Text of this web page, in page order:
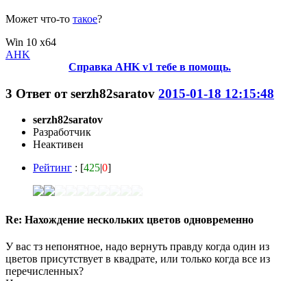
Может что-то такое?
Win 10 x64
AHK
Справка AHK v1 тебе в помощь.
3 Ответ отserzh82saratov 2015-01-18 12:15:48
serzh82saratov
Разработчик
Неактивен
Рейтинг : [425|0]
Re: Нахождение нескольких цветов одновременно
У вас тз непонятное, надо вернуть правду когда один из
цветов присутствует в квадрате, или только когда все из
перечисленных?